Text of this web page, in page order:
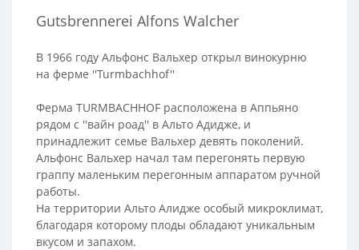
Gutsbrennerei Alfons Walcher
В 1966 году Альфонс Вальхер открыл винокурню
на ферме ''Turmbachhof''
Ферма TURMBACHHOF расположена в Аппьяно
рядом с ''вайн роад'' в Альто Адидже, и
принадлежит семье Вальхер девять поколений.
Альфонс Вальхер начал там перегонять первую
граппу маленьким перегонным аппаратом ручной
работы.
На территории Альто Алидже особый микроклимат,
благодаря которому плоды обладают уникальным
вкусом и запахом.